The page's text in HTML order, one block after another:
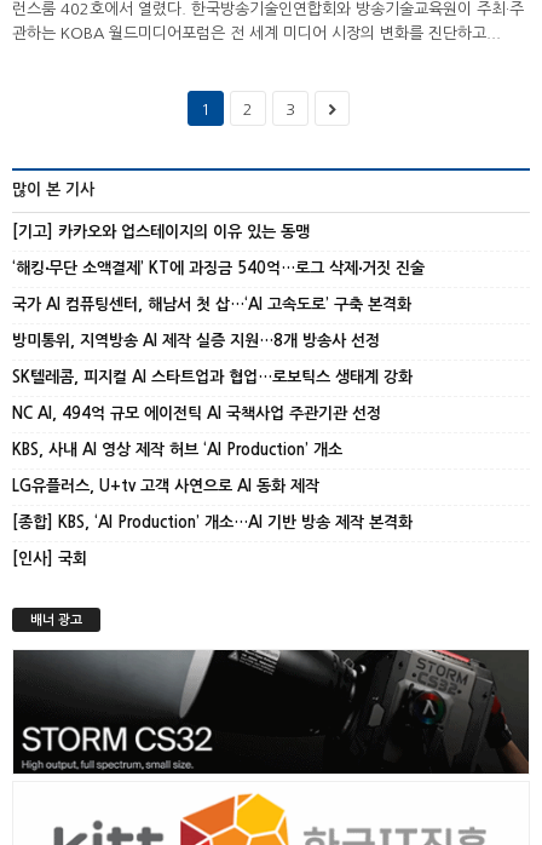
런스룸 402호에서 열렸다. 한국방송기술인연합회와 방송기술교육원이 주최·주
관하는 KOBA 월드미디어포럼은 전 세계 미디어 시장의 변화를 진단하고...
1 2 3
많이 본 기사
[기고] 카카오와 업스테이지의 이유 있는 동맹
‘해킹‧무단 소액결제’ KT에 과징금 540억…로그 삭제‧거짓 진술
국가 AI 컴퓨팅센터, 해남서 첫 삽…‘AI 고속도로’ 구축 본격화
방미통위, 지역방송 AI 제작 실증 지원…8개 방송사 선정
SK텔레콤, 피지컬 AI 스타트업과 협업…로보틱스 생태계 강화
NC AI, 494억 규모 에이전틱 AI 국책사업 주관기관 선정
KBS, 사내 AI 영상 제작 허브 ‘AI Production’ 개소
LG유플러스, U+tv 고객 사연으로 AI 동화 제작
[종합] KBS, ‘AI Production’ 개소…AI 기반 방송 제작 본격화
[인사] 국회
배너 광고